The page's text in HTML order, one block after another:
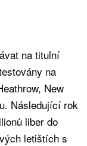
na titulní
na
New
Následující rok
liber do
letištích s